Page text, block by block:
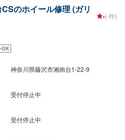
のホイール修理 (ガリ
-(-件)
OK
神奈川県藤沢市湘南台1-22-9
受付停止中
受付停止中